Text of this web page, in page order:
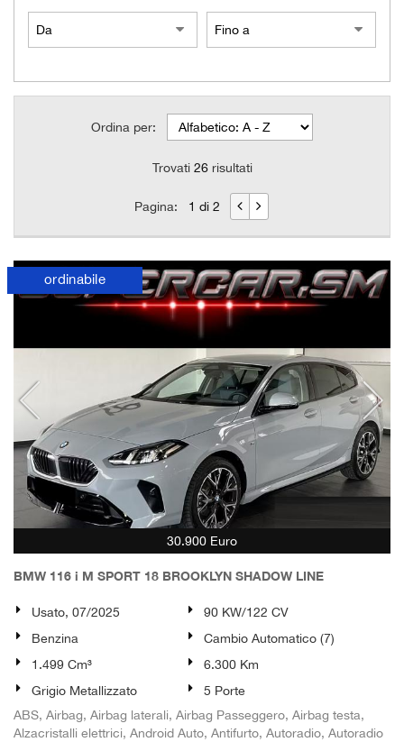
Ordina per:
Trovati 26risultati
Pagina: 1 di 2
30.900 Euro
ordinabile
BMW 116 i M SPORT 18 BROOKLYN SHADOW LINE
Usato, 07/2025
90 KW/122 CV
Benzina
Cambio Automatico (7)
1.499 Cm³
6.300 Km
Grigio Metallizzato
5 Porte
ABS, Airbag, Airbag laterali, Airbag Passeggero, Airbag testa,
Alzacristalli elettrici, Android Auto, Antifurto, Autoradio, Autoradio